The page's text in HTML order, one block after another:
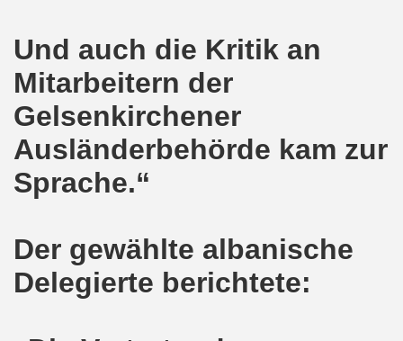
Und auch die Kritik an
Mitarbeitern der
Gelsenkirchener
Ausländerbehörde kam zur
Sprache.“
Der gewählte albanische
Delegierte berichtete:
ruft am 23.07.2018 mit auf zur
und wirklich sehr kreativ: Eine junge Frau ergreift
am 07.07.2018 aktiver Part bei der Düsseldorfer
am 09. Juli 2018 berichtet über NRW-weite
am 18.06.2018 als Warm-Up für die NRW-
am 28.05.2018 und am 04.06.2018 jeweils